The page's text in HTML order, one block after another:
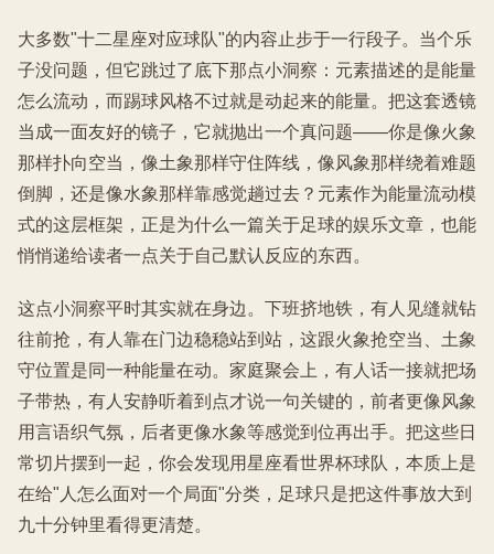
大多数"十二星座对应球队"的内容止步于一行段子。当个乐
子没问题，但它跳过了底下那点小洞察：元素描述的是能量
怎么流动，而踢球风格不过就是动起来的能量。把这套透镜
当成一面友好的镜子，它就抛出一个真问题——你是像火象
那样扑向空当，像土象那样守住阵线，像风象那样绕着难题
倒脚，还是像水象那样靠感觉趟过去？元素作为能量流动模
式的这层框架，正是为什么一篇关于足球的娱乐文章，也能
悄悄递给读者一点关于自己默认反应的东西。
这点小洞察平时其实就在身边。下班挤地铁，有人见缝就钻
往前抢，有人靠在门边稳稳站到站，这跟火象抢空当、土象
守位置是同一种能量在动。家庭聚会上，有人话一接就把场
子带热，有人安静听着到点才说一句关键的，前者更像风象
用言语织气氛，后者更像水象等感觉到位再出手。把这些日
常切片摆到一起，你会发现用星座看世界杯球队，本质上是
在给"人怎么面对一个局面"分类，足球只是把这件事放大到
九十分钟里看得更清楚。